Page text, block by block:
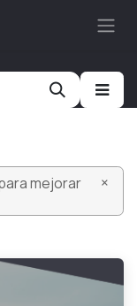
mejorar
×